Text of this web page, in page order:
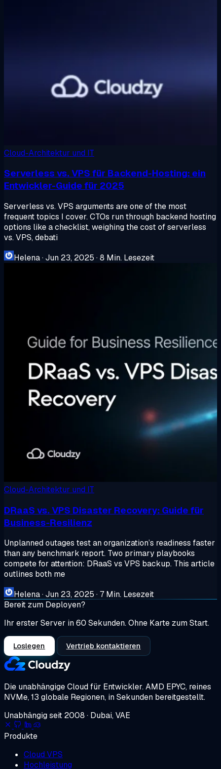
Cloud-Architektur und IT
Serverless vs. VPS für Backend-Hosting: ein
Entwickler-Guide für 2025
Serverless vs. VPS arguments are one of the most
frequent topics I cover. CTOs run through backend hosting
options like a checklist, weighing the cost of serverless
vs. VPS, debati
Helena·Jun 23, 2025 ·8 Min. Lesezeit
Cloud-Architektur und IT
DRaaS vs. VPS Disaster Recovery: Guide für
Business-Resilienz
Unplanned outages test an organization’s readiness faster
than any benchmark report. Two primary playbooks
compete for attention: DRaaS vs VPS backup. This article
outlines both me
Helena·Jun 23, 2025 · 7 Min. Lesezeit
Bereit zum Deployen?
Ihr erster Server in 60 Sekunden. Ohne Karte zum Start.
Loslegen Vertrieb kontaktieren
Die unabhängige Cloud für Entwickler.AMD EPYC, reines
NVMe, 13 globale Regionen, in Sekunden bereitgestellt.
Unabhängig seit 2008 · Dubai, VAE
Produkte
Cloud VPS
Hochleistung